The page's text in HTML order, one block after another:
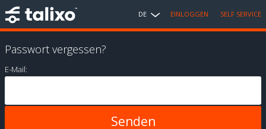
DE EINLOGGEN SELF SERVICE
Passwort vergessen?
E-Mail: